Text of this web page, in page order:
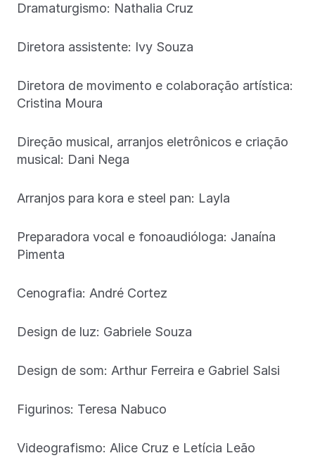
Dramaturgismo: Nathalia Cruz
Diretora assistente: Ivy Souza
Diretora de movimento e colaboração artística:
Cristina Moura
Direção musical, arranjos eletrônicos e criação
musical: Dani Nega
Arranjos para kora e steel pan: Layla
Preparadora vocal e fonoaudióloga: Janaína
Pimenta
Cenografia: André Cortez
Design de luz: Gabriele Souza
Design de som: Arthur Ferreira e Gabriel Salsi
Figurinos: Teresa Nabuco
Videografismo: Alice Cruz e Letícia Leão